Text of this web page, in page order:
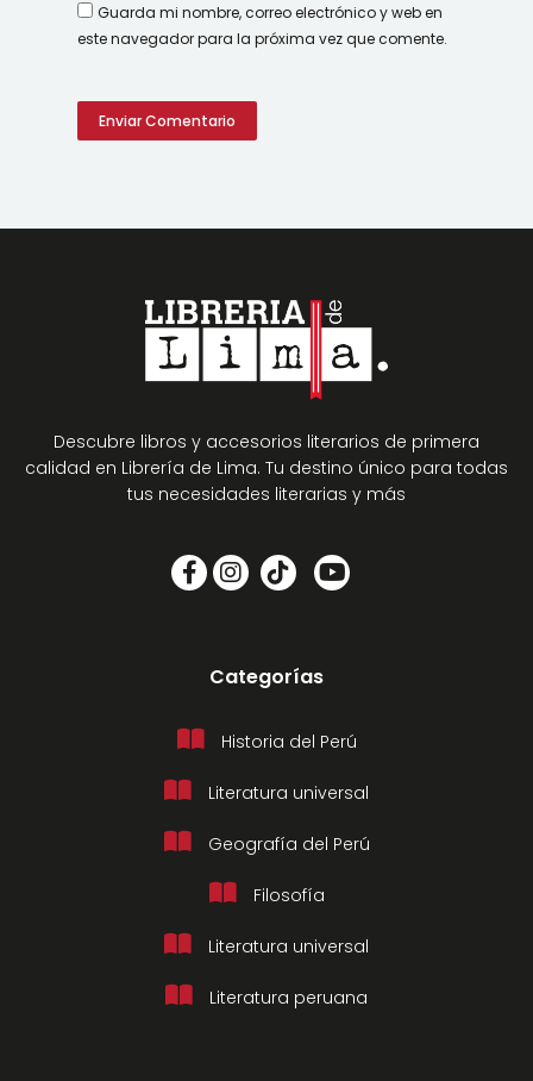
Guarda mi nombre, correo electrónico y web en
este navegador para la próxima vez que comente.
Descubre libros y accesorios literarios de primera
calidad en Librería de Lima. Tu destino único para todas
tus necesidades literarias y más
Categorías
Historia del Perú
Literatura universal
Geografía del Perú
Filosofía
Literatura universal
Literatura peruana